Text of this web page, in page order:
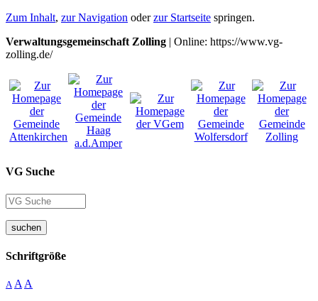
Zum Inhalt, zur Navigation oderzur Startseite springen.
Verwaltungsgemeinschaft Zolling | Online: https://www.vg-
zolling.de/
VG Suche
suchen
Schriftgröße
A A A